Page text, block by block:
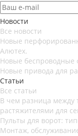
Новости
Все новости
Новые
Алютех.
Новые беспроводные
Новые привода для
Статьи
Все статьи
В чем разница
растяжителями для
Пульты для ворот:
Монтаж,